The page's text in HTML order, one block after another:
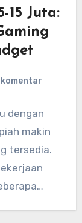
15 Juta:
dengan
makin
tersedia.